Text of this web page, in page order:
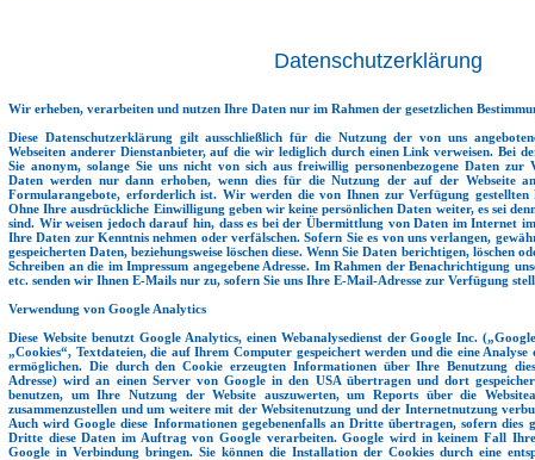
Datenschutzerklärung
Wir erheben, verarbeiten und nutzen Ihre Daten nur im Rahmen der gesetzlichen
Diese Datenschutzerklärung gilt ausschließlich für die Nutzung der von uns
Webseiten anderer Dienstanbieter, auf die wir lediglich durch einen Link verweisen. Bei
Sie anonym, solange Sie uns nicht von sich aus freiwillig personenbezogene Daten zur
Daten werden nur dann erhoben, wenn dies für die Nutzung der auf der Webseite
Formularangebote, erforderlich ist. Wir werden die von Ihnen zur Verfügung gestellten
Ohne Ihre ausdrückliche Einwilligung geben wir keine persönlichen Daten weiter, es sei
sind. Wir weisen jedoch darauf hin, dass es bei der Übermittlung von Daten im Internet
Ihre Daten zur Kenntnis nehmen oder verfälschen. Sofern Sie es von uns verlangen,
gespeicherten Daten, beziehungsweise löschen diese. Wenn Sie Daten berichtigen, löschen
Schreiben an die im Impressum angegebene Adresse. Im Rahmen der Benachrichtigung
etc. senden wir Ihnen E-Mails nur zu, sofern Sie uns Ihre E-Mail-Adresse zur Verfügung
Verwendung von Google Analytics
Diese Website benutzt Google Analytics, einen Webanalysedienst der Google Inc.
„Cookies“, Textdateien, die auf Ihrem Computer gespeichert werden und die eine
ermöglichen. Die durch den Cookie erzeugten Informationen über Ihre Benutzung
Adresse) wird an einen Server von Google in den USA übertragen und dort
benutzen, um Ihre Nutzung der Website auszuwerten, um Reports über die
zusammenzustellen und um weitere mit der Websitenutzung und der Internetnutzung
Auch wird Google diese Informationen gegebenenfalls an Dritte übertragen, sofern dies
Dritte diese Daten im Auftrag von Google verarbeiten. Google wird in keinem Fall
Google in Verbindung bringen. Sie können die Installation der Cookies durch eine